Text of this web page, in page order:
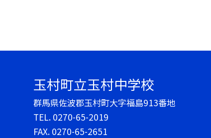
玉村町立玉村中学校
群馬県佐波郡玉村町大字福島913番地
TEL. 0270-65-2019
FAX. 0270-65-2651